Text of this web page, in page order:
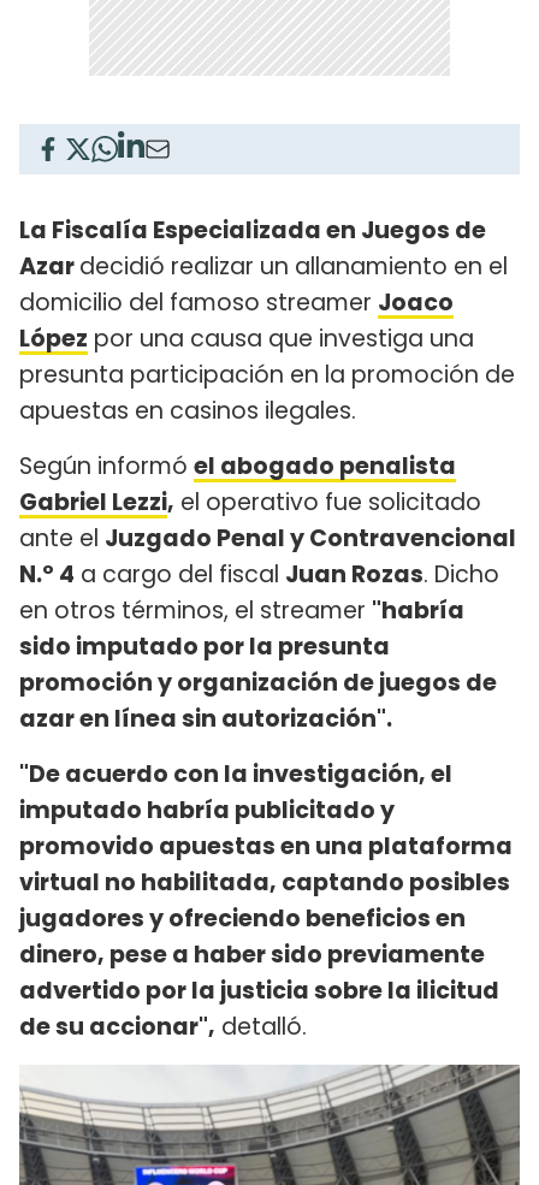
La Fiscalía Especializada en Juegos de
Azardecidió realizar un allanamiento en el
domicilio del famoso streamer Joaco
López por una causa que investiga una
presunta participación en la promoción de
apuestas en casinos ilegales.
Según informó el abogado penalista
Gabriel Lezzi, el operativo fue solicitado
ante el Juzgado Penal y Contravencional
N.º 4 a cargo del fiscal Juan Rozas. Dicho
en otros términos, el streamer "habría
sido imputado por la presunta
promoción y organización de juegos de
azar en línea sin autorización".
"De acuerdo con la investigación, el
imputado habría publicitado y
promovido apuestas en una plataforma
virtual no habilitada, captando posibles
jugadores y ofreciendo beneficios en
dinero, pese a haber sido previamente
advertido por la justicia sobre la ilicitud
de su accionar", detalló.